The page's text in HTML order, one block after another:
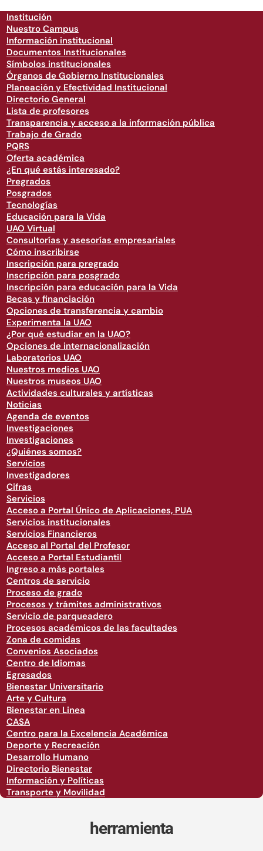
Institución
Nuestro Campus
Información institucional
Documentos Institucionales
Símbolos institucionales
Órganos de Gobierno Institucionales
Planeación y Efectividad Institucional
Directorio General
Lista de profesores
Transparencia y acceso a la información pública
Trabajo de Grado
PQRS
Oferta académica
¿En qué estás interesado?
Pregrados
Posgrados
Tecnologías
Educación para la Vida
UAO Virtual
Consultorías y asesorías empresariales
Cómo inscribirse
Inscripción para pregrado
Inscripción para posgrado
Inscripción para educación para la Vida
Becas y financiación
Opciones de transferencia y cambio
Experimenta la UAO
¿Por qué estudiar en la UAO?
Opciones de internacionalización
Laboratorios UAO
Nuestros medios UAO
Nuestros museos UAO
Actividades culturales y artísticas
Noticias
Agenda de eventos
Investigaciones
Investigaciones
¿Quiénes somos?
Servicios
Investigadores
Cifras
Servicios
Acceso a Portal Único de Aplicaciones, PUA
Servicios institucionales
Servicios Financieros
Acceso al Portal del Profesor
Acceso a Portal Estudiantil
Ingreso a más portales
Centros de servicio
Proceso de grado
Procesos y trámites administrativos
Servicio de parqueadero
Procesos académicos de las facultades
Zona de comidas
Convenios Asociados
Centro de Idiomas
Egresados
Bienestar Universitario
Arte y Cultura
Bienestar en Linea
CASA
Centro para la Excelencia Académica
Deporte y Recreación
Desarrollo Humano
Directorio Bienestar
Información y Políticas
Transporte y Movilidad
herramienta